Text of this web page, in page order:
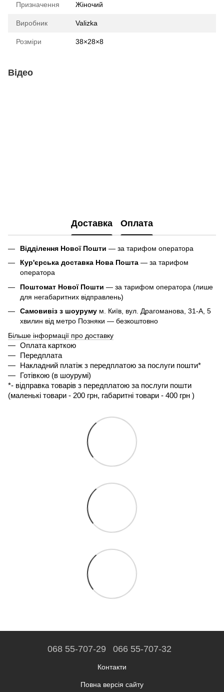
Призначення Жіночий
Виробник Valizka
Розміри 38×28×8
Відео
Доставка Оплата
Відділення Нової Пошти — за тарифом оператора
Кур'єрська доставка Нова Пошта — за тарифом
оператора
Поштомат Нової Пошти — за тарифом оператора (лише
для негабаритних відправлень)
Самовивіз з шоуруму м. Київ, вул. Драгоманова, 31-А, 5
хвилин від метро Позняки — безкоштовно
Більше інформації про доставку
Оплата карткою
Передплата
Накладний платіж з передплатою за послуги пошти*
Готівкою (в шоурумі)
*- відправка товарів з передплатою за послуги пошти
(маленькі товари - 200 грн, габаритні товари - 400 грн )
068 55-707-29 066 55-707-32
Контакти
Повна версія сайту